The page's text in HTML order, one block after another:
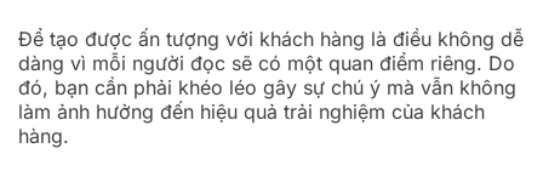
Để tạo được ấn tượng với khách hàng là điều không dễ
dàng vì mỗi người đọc sẽ có một quan điểm riêng. Do
đó, bạn cần phải khéo léo gây sự chú ý mà vẫn không
làm ảnh hưởng đến hiệu quả trải nghiệm của khách
hàng.